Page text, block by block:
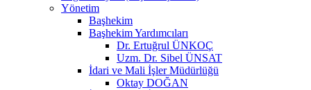
Yönetim
Başhekim
Başhekim Yardımcıları
Dr. Ertuğrul ÜNKOÇ
Uzm. Dr. Sibel ÜNSAT
İdari ve Mali İşler Müdürlüğü
Oktay DOĞAN